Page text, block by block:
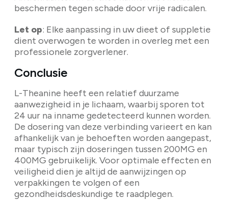
beschermen tegen schade door vrije radicalen.
Let op: Elke aanpassing in uw dieet of suppletie
dient overwogen te worden in overleg met een
professionele zorgverlener.
Conclusie
L-Theanine heeft een relatief duurzame
aanwezigheid in je lichaam, waarbij sporen tot
24 uur na inname gedetecteerd kunnen worden.
De dosering van deze verbinding varieert en kan
afhankelijk van je behoeften worden aangepast,
maar typisch zijn doseringen tussen 200MG en
400MG gebruikelijk. Voor optimale effecten en
veiligheid dien je altijd de aanwijzingen op
verpakkingen te volgen of een
gezondheidsdeskundige te raadplegen.